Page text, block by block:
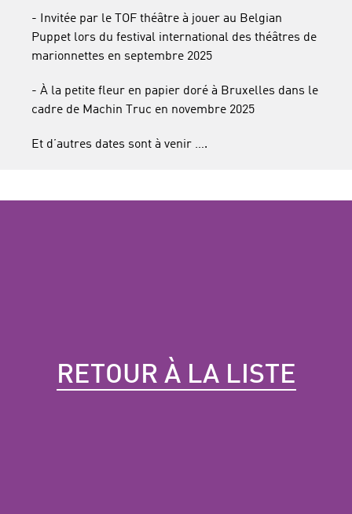
- Invitée par le TOF théâtre à jouer au Belgian
Puppet lors du festival international des théâtres de
marionnettes en septembre 2025
- À la petite fleur en papier doré à Bruxelles dans le
cadre de Machin Truc en novembre 2025
Et d’autres dates sont à venir ….
RETOUR À LA LISTE